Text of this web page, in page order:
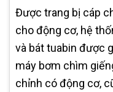
Được trang bị cáp
cho động cơ, hệ
và bát tuabin được
máy bơm chìm
chỉnh có động cơ,